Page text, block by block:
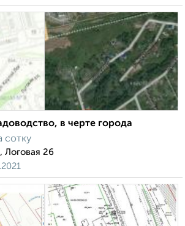
в черте города
сотку
Логовая 26